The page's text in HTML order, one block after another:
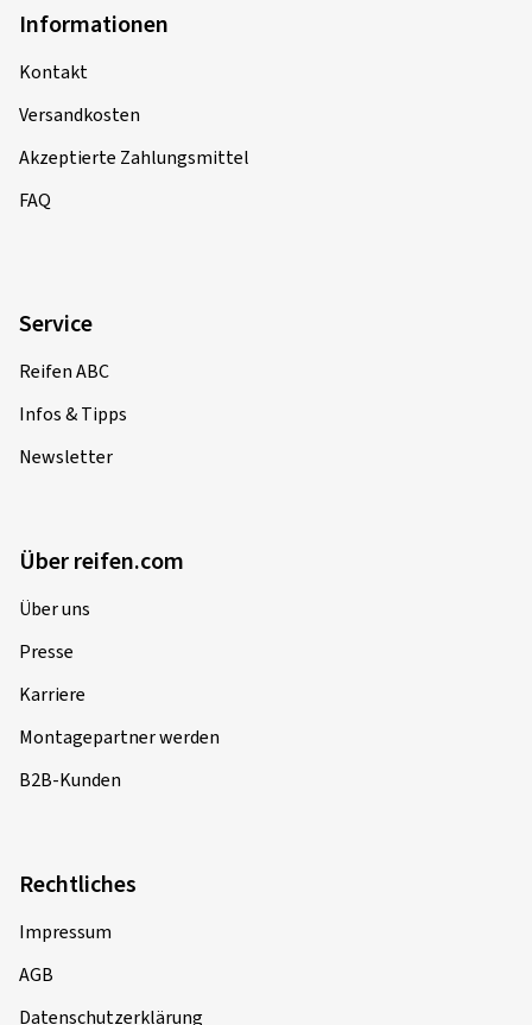
Informationen
Kontakt
Versandkosten
Akzeptierte Zahlungsmittel
FAQ
Service
Reifen ABC
Infos & Tipps
Newsletter
Über reifen.com
Über uns
Presse
Karriere
Montagepartner werden
B2B-Kunden
Rechtliches
Impressum
AGB
Datenschutzerklärung